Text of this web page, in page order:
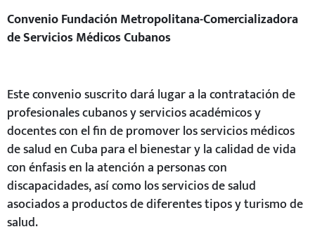
Convenio Fundación Metropolitana-Comercializadora
de Servicios Médicos Cubanos
Este convenio suscrito dará lugar a la contratación de
profesionales cubanos y servicios académicos y
docentes con el fin de promover los servicios médicos
de salud en Cuba para el bienestar y la calidad de vida
con énfasis en la atención a personas con
discapacidades, así como los servicios de salud
asociados a productos de diferentes tipos y turismo de
salud.